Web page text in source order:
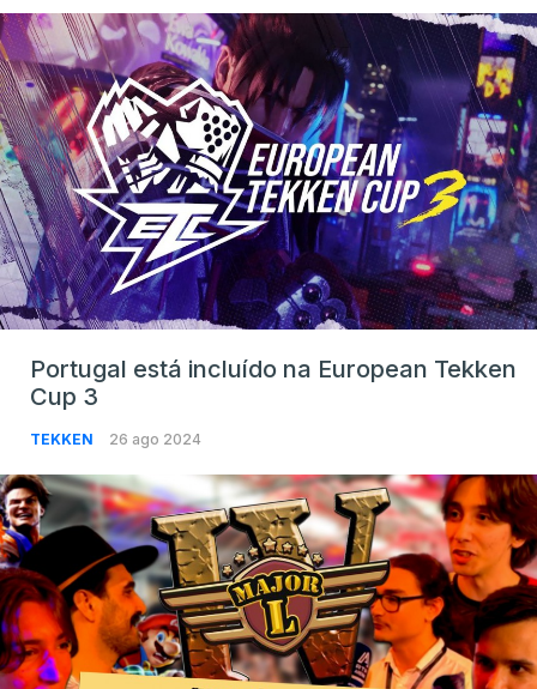
Portugal está incluído na European Tekken
Cup 3
TEKKEN 26 ago 2024